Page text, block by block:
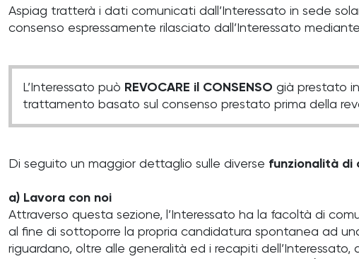
Aspiag tratterà i dati comunicati dall’Interessato in sede
consenso espressamente rilasciato dall’Interessato
L’Interessato può REVOCARE il CONSENSO già prestato
trattamento basato sul consenso prestato prima della
Di seguito un maggior dettaglio sulle diverse funzionalità
a) Lavora con noi
Attraverso questa sezione, l’Interessato ha la facoltà di
al fine di sottoporre la propria candidatura spontanea ad
riguardano, oltre alle generalità ed i recapiti